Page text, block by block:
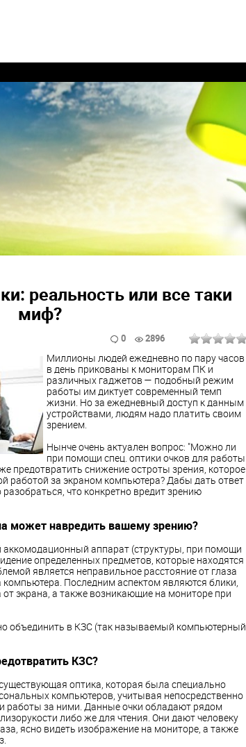
реальность или все таки
миф?
0 2896
Миллионы людей ежедневно по пару часов
в день прикованы к мониторам ПК и
различных гаджетов — подобный режим
работы им диктует современный темп
жизни. Но за ежедневный доступ к данным
устройствами, людям надо платить своим
зрением.
Нынче очень актуален вопрос: "Можно ли
при помощи спец. оптики очков для работы
предотвратить снижение остроты зрения, которое
работой за экраном компьютера? Дабы дать ответ
что конкретно вредит зрению
может навредить вашему зрению?
аккомодационный аппарат (структуры, при помощи
определенных предметов, которые находятся
является неправильное расстояние от глаза
компьютера. Последним аспектом являются блики,
экрана, а также возникающие на мониторе при
объединить в КЗС (так называемый компьютерный
КЗС?
оптика, которая была специально
компьютеров, учитывая непосредственно
работы за ними. Данные очки обладают рядом
либо же для чтения. Они дают человеку
ясно видеть изображение на мониторе, а также